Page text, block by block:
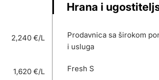
2,240 €/L
1,620 €/L
Hrana i
Prodavnica sa širokom
i usluga
Fresh S